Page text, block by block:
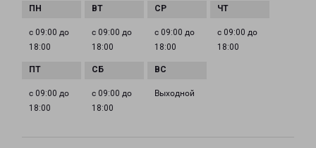
с 09:00 до
18:00
с 09:00 до
18:00
с 09:00 до
18:00
с 09:00 до
18:00
с 09:00 до
18:00
с 09:00 до
18:00
Выходной